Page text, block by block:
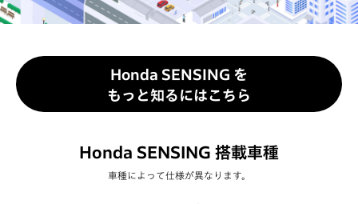
Honda SENSING を
もっと知るにはこちら
Honda SENSING 搭載車種
車種によって仕様が異なります。